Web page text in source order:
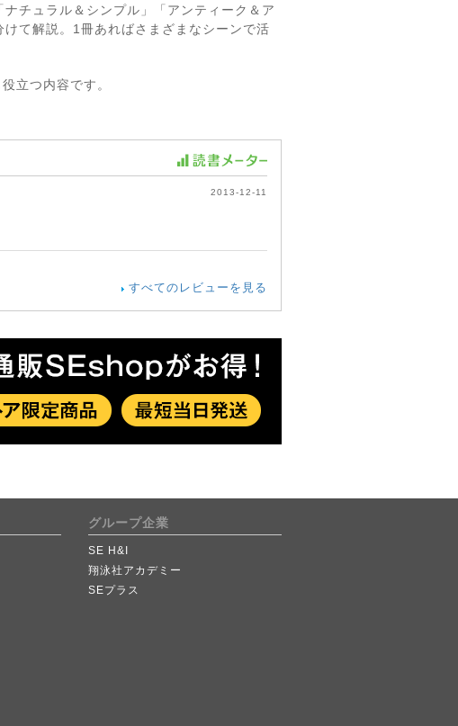
チュラル＆シンプル」「アンティーク＆ア
て解説。1冊あればさまざまなシーンで活
立つ内容です。
2013-12-11
すべてのレビューを見る
グループ企業
SE H&I
翔泳社アカデミー
SEプラス